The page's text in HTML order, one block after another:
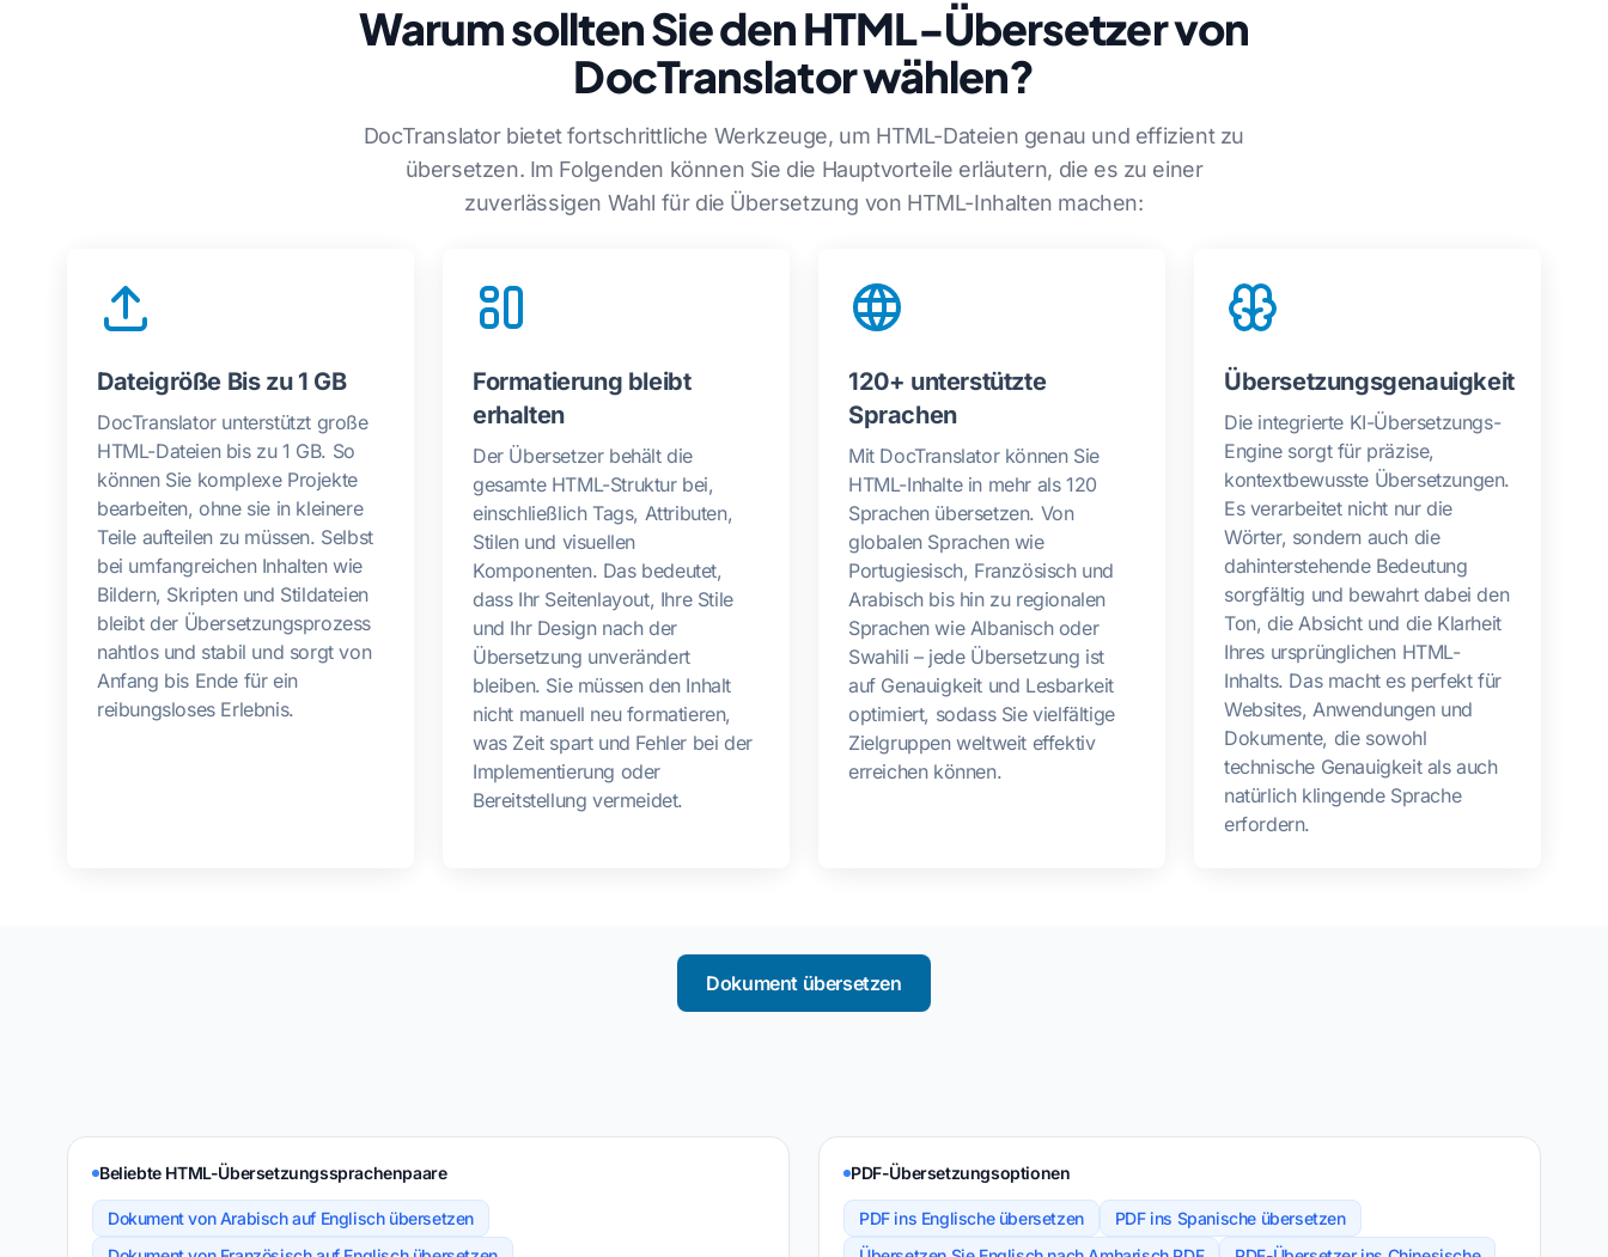
Warum sollten Sie den HTML-Übersetzer von
DocTranslator wählen?
DocTranslator bietet fortschrittliche Werkzeuge, um HTML-Dateien genau und effizient zu
übersetzen. Im Folgenden können Sie die Hauptvorteile erläutern, die es zu einer
zuverlässigen Wahl für die Übersetzung von HTML-Inhalten machen:
Dateigröße Bis zu 1 GB
DocTranslator unterstützt große
HTML-Dateien bis zu 1 GB. So
können Sie komplexe Projekte
bearbeiten, ohne sie in kleinere
Teile aufteilen zu müssen. Selbst
bei umfangreichen Inhalten wie
Bildern, Skripten und Stildateien
bleibt der Übersetzungsprozess
nahtlos und stabil und sorgt von
Anfang bis Ende für ein
reibungsloses Erlebnis.
Formatierung bleibt
erhalten
Der Übersetzer behält die
gesamte HTML-Struktur bei,
einschließlich Tags, Attributen,
Stilen und visuellen
Komponenten. Das bedeutet,
dass Ihr Seitenlayout, Ihre Stile
und Ihr Design nach der
Übersetzung unverändert
bleiben. Sie müssen den Inhalt
nicht manuell neu formatieren,
was Zeit spart und Fehler bei der
Implementierung oder
Bereitstellung vermeidet.
120+ unterstützte
Sprachen
Mit DocTranslator können Sie
HTML-Inhalte in mehr als 120
Sprachen übersetzen. Von
globalen Sprachen wie
Portugiesisch, Französisch und
Arabisch bis hin zu regionalen
Sprachen wie Albanisch oder
Swahili – jede Übersetzung ist
auf Genauigkeit und Lesbarkeit
optimiert, sodass Sie vielfältige
Zielgruppen weltweit effektiv
erreichen können.
Übersetzungsgenauigkeit
Die integrierte KI-Übersetzungs-
Engine sorgt für präzise,
kontextbewusste Übersetzungen.
Es verarbeitet nicht nur die
Wörter, sondern auch die
dahinterstehende Bedeutung
sorgfältig und bewahrt dabei den
Ton, die Absicht und die Klarheit
Ihres ursprünglichen HTML-
Inhalts. Das macht es perfekt für
Websites, Anwendungen und
Dokumente, die sowohl
technische Genauigkeit als auch
natürlich klingende Sprache
erfordern.
Dokument übersetzen
Beliebte HTML-Übersetzungssprachenpaare
Dokument von Arabisch auf Englisch übersetzen
PDF-Übersetzungsoptionen
PDF ins Englische übersetzen
PDF ins Spanische übersetzen